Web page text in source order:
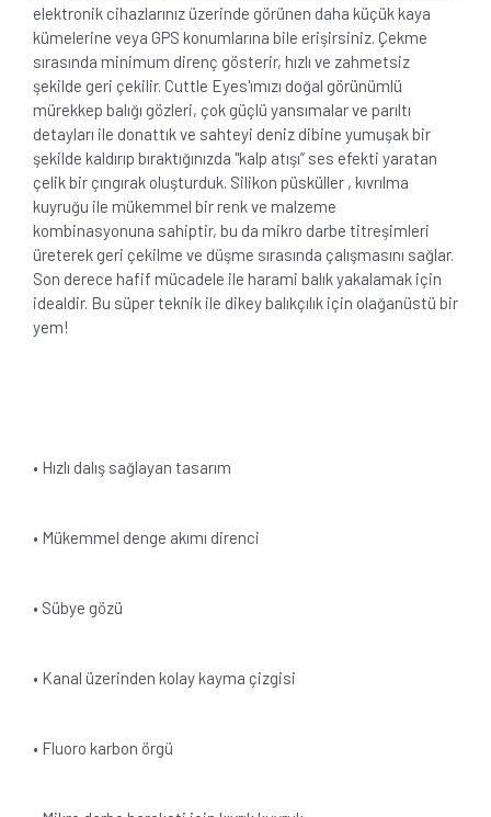
elektronik cihazlarınız üzerinde görünen daha küçük kaya
kümelerine veya GPS konumlarına bile erişirsiniz. Çekme
sırasında minimum direnç gösterir, hızlı ve zahmetsiz
şekilde geri çekilir. Cuttle Eyes'ımızı doğal görünümlü
mürekkep balığı gözleri, çok güçlü yansımalar ve parıltı
detayları ile donattık ve sahteyi deniz dibine yumuşak bir
şekilde kaldırıp bıraktığınızda "kalp atışı” ses efekti yaratan
çelik bir çıngırak oluşturduk. Silikon püsküller , kıvrılma
kuyruğu ile mükemmel bir renk ve malzeme
kombinasyonuna sahiptir, bu da mikro darbe titreşimleri
üreterek geri çekilme ve düşme sırasında çalışmasını sağlar.
Son derece hafif mücadele ile harami balık yakalamak için
idealdir. Bu süper teknik ile dikey balıkçılık için olağanüstü bir
yem!
• Hızlı dalış sağlayan tasarım
• Mükemmel denge akımı direnci
• Sübye gözü
• Kanal üzerinden kolay kayma çizgisi
• Fluoro karbon örgü